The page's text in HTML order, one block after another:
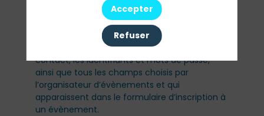
Les données personnelles recueillies par inwink
sont le nom, le prénom et les données de
contact, les identifiants et mots de passe,
ainsi que tous les champs choisis par
l’organisateur d’évènements et qui
apparaissent dans le formulaire d’inscription à
un évènement.
Accepter
Refuser